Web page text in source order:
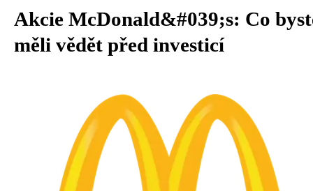
Akcie McDonald&#039;s: Co
měli vědět před investicí